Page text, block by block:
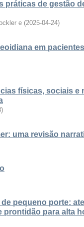
práticas de gestão
e (2025-04-24)
em
físicas, sociais e
)
uma revisão
pequeno porte:
prontidão para alta